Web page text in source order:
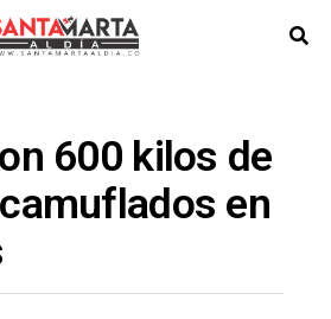
600 kilos de
en